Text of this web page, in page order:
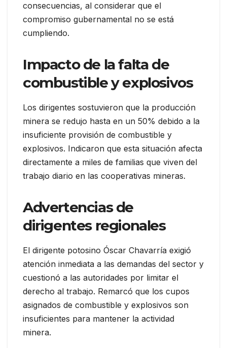
consecuencias, al considerar que el
compromiso gubernamental no se está
cumpliendo.
Impacto de la falta de
combustible y explosivos
Los dirigentes sostuvieron que la producción
minera se redujo hasta en un 50% debido a la
insuficiente provisión de combustible y
explosivos. Indicaron que esta situación afecta
directamente a miles de familias que viven del
trabajo diario en las cooperativas mineras.
Advertencias de
dirigentes regionales
El dirigente potosino Óscar Chavarría exigió
atención inmediata a las demandas del sector y
cuestionó a las autoridades por limitar el
derecho al trabajo. Remarcó que los cupos
asignados de combustible y explosivos son
insuficientes para mantener la actividad
minera.